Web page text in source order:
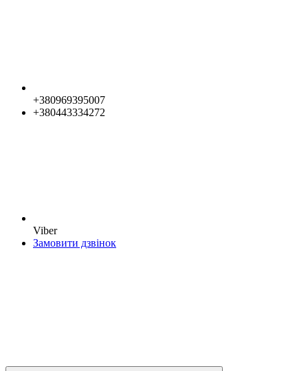
+380969395007
+380443334272
Viber
Замовити дзвінок